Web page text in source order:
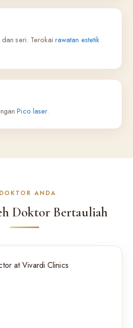
seri. Terokai rawatan estetik
Pico laser.
DOKTOR ANDA
Doktor Bertauliah